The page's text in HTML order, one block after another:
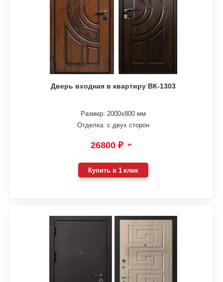
Дверь входная в квартиру ВК-1303
Размер: 2000х800 мм
Отделка: с двух сторон
26800 ₽ ₽
Купить в 1 клик